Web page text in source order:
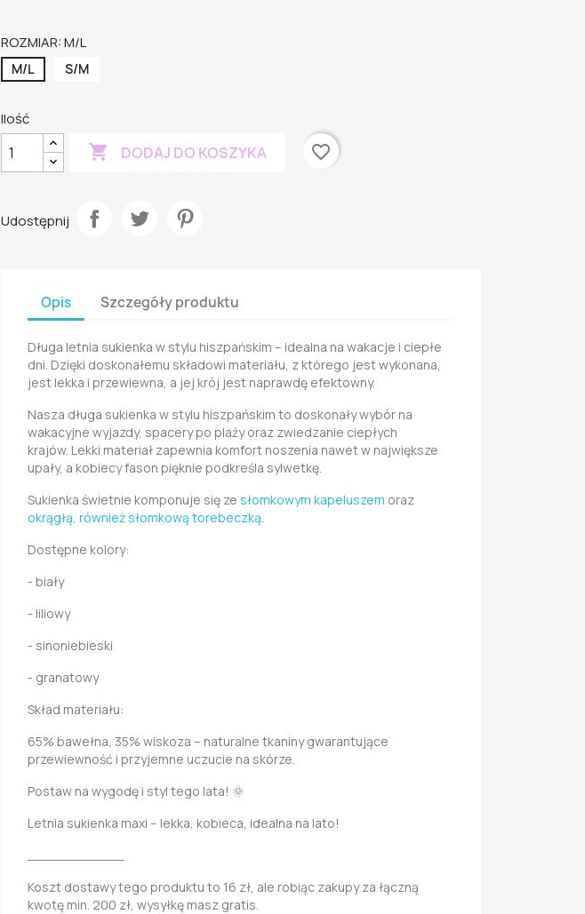
ROZMIAR: M/L
M/L S/M
Ilość
 DODAJ DO KOSZYKA favorite_border
Udostępnij
Opis Szczegóły produktu
Długa letnia sukienka w stylu hiszpańskim – idealna na wakacje i ciepłe
dni. Dzięki doskonałemu składowi materiału, z którego jest wykonana,
jest lekka i przewiewna, a jej krój jest naprawdę efektowny.
Nasza długa sukienka w stylu hiszpańskim to doskonały wybór na
wakacyjne wyjazdy, spacery po plaży oraz zwiedzanie ciepłych
krajów. Lekki materiał zapewnia komfort noszenia nawet w największe
upały, a kobiecy fason pięknie podkreśla sylwetkę.
Sukienka świetnie komponuje się ze słomkowym kapeluszem oraz
okrągłą, również słomkową torebeczką.
Dostępne kolory:
- biały
- liliowy
- sinoniebieski
- granatowy
Skład materiału:
65% bawełna, 35% wiskoza – naturalne tkaniny gwarantujące
przewiewność i przyjemne uczucie na skórze.
Postaw na wygodę i styl tego lata! 🌞
Letnia sukienka maxi – lekka, kobieca, idealna na lato!
Koszt dostawy tego produktu to 16 zł, ale robiąc zakupy za łączną
kwotę min. 200 zł, wysyłkę masz gratis.